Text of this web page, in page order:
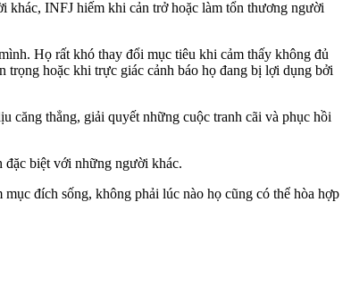
INFJ hiếm khi cản trở hoặc làm tổn thương người
Họ rất khó thay đổi mục tiêu khi cảm thấy không đủ
trọng hoặc khi trực giác cảnh báo họ đang bị lợi dụng bởi
căng thẳng, giải quyết những cuộc tranh cãi và phục hồi
đặc biệt với những người khác.
đích sống, không phải lúc nào họ cũng có thể hòa hợp